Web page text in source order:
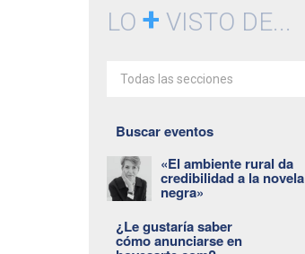
LO+ VISTO DE...
Todas las secciones
Buscar eventos
«El ambiente rural da
credibilidad a la novela
negra»
¿Le gustaría saber
cómo anunciarse en